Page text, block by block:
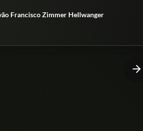
Francisco Zimmer Hellwanger